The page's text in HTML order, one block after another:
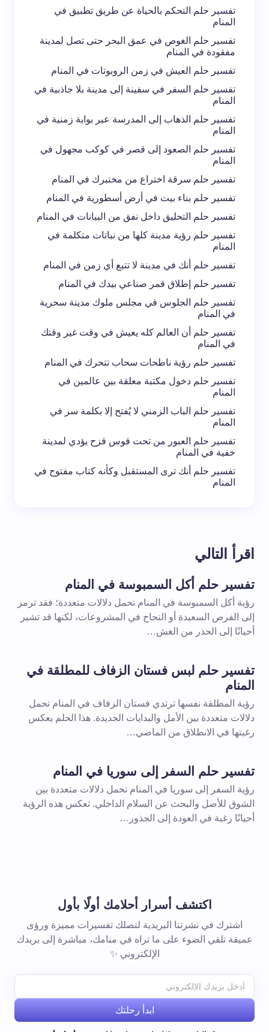
تفسير حلم التحكم بالحياة عن طريق تطبيق في
المنام
تفسير حلم الغوص في عمق البحر حتى تصل لمدينة
مفقودة في المنام
تفسير حلم العيش في زمن الروبوتات في المنام
تفسير حلم السفر في سفينة إلى مدينة بلا جاذبية في
المنام
تفسير حلم الذهاب إلى المدرسة عبر بوابة زمنية في
المنام
تفسير حلم الصعود إلى قصر في كوكب مجهول في
المنام
تفسير حلم سرقة اختراع من مختبرك في المنام
تفسير حلم بناء بيت في أرض أسطورية في المنام
تفسير حلم التحليق داخل نفق من البيانات في المنام
تفسير حلم رؤية مدينة كلها من نباتات متكلمة في
المنام
تفسير حلم أنك في مدينة لا تتبع أي زمن في المنام
تفسير حلم إطلاق قمر صناعي بيدك في المنام
تفسير حلم الجلوس في مجلس ملوك مدينة سحرية
في المنام
تفسير حلم أن العالم كله يعيش في وقت غير وقتك
في المنام
تفسير حلم رؤية ناطحات سحاب تتحرك في المنام
تفسير حلم دخول مكتبة معلقة بين عالمين في
المنام
تفسير حلم الباب الزمني لا يُفتح إلا بكلمة سر في
المنام
تفسير حلم العبور من تحت قوس قزح يؤدي لمدينة
خفية في المنام
تفسير حلم أنك ترى المستقبل وكأنه كتاب مفتوح في
المنام
اقرأ التالي
تفسير حلم أكل السمبوسة في المنام
رؤية أكل السمبوسة في المنام تحمل دلالات متعددة؛ فقد ترمز
إلى الفرص السعيدة أو النجاح في المشروعات، لكنها قد تشير
أحيانًا إلى الحذر من الغش…
تفسير حلم لبس فستان الزفاف للمطلقة في
المنام
رؤية المطلقة نفسها ترتدي فستان الزفاف في المنام تحمل
دلالات متعددة بين الأمل والبدايات الجديدة. هذا الحلم يعكس
رغبتها في الانطلاق من الماضي…
تفسير حلم السفر إلى سوريا في المنام
رؤية السفر إلى سوريا في المنام تحمل دلالات متعددة بين
الشوق للأصل والبحث عن السلام الداخلي. تعكس هذه الرؤية
أحيانًا رغبة في العودة إلى الجذور…
اكتشف أسرار أحلامك أولًا بأول
اشترك في نشرتنا البريدية لتصلك تفسيرات مميزة ورؤى
عميقة تلقي الضوء على ما تراه في منامك، مباشرة إلى بريدك
الإلكتروني ✨
ابدأ رحلتك